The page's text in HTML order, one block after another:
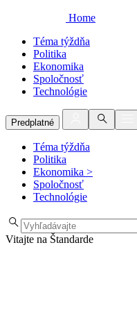
Home
Téma týždňa
Politika
Ekonomika
Spoločnosť
Technológie
Predplatné
Téma týždňa
Politika
Ekonomika >
Spoločnosť
Technológie
Vitajte na Štandarde